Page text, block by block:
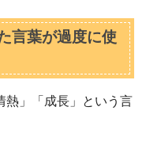
言葉が過度に使
熱」「成長」という言